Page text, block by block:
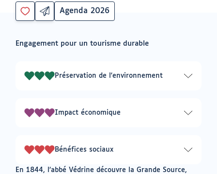
Vous
connecté
à
Partager
par
vers
messagerie
Catégorie
Agenda 2026
Engagement pour un tourisme durable
Préservation de l'environnement
3
Impact économique
3
Bénéfices sociaux
3
sur
En 1844, l’abbé Védrine découvre la Grande Source,